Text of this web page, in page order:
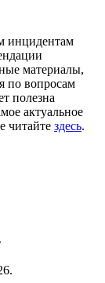
инцидентам
материалы,
по вопросам
полезна
актуальное
читайте здесь.